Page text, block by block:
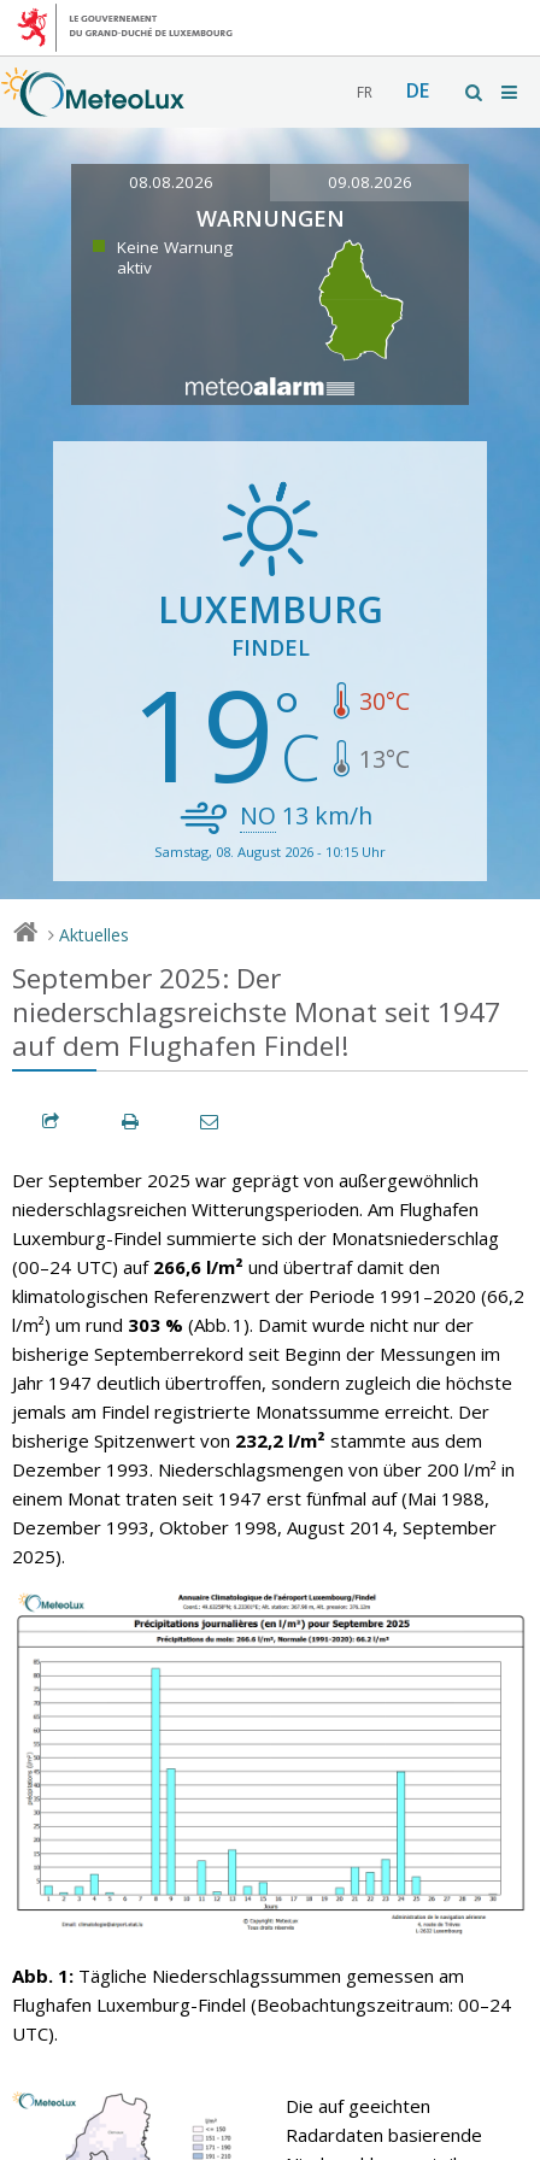
FR DE
08.08.2026 09.08.2026
WARNUNGEN
Keine Warnung
aktiv
LUXEMBURG
FINDEL
19 30°C
13°C
NO 13 km/h
Samstag, 08. August 2026 - 10:15 Uhr
> Aktuelles
September 2025: Der
niederschlagsreichste Monat seit 1947
auf dem Flughafen Findel!
Der September 2025 war geprägt von außergewöhnlich
niederschlagsreichen Witterungsperioden. Am Flughafen
Luxemburg-Findel summierte sich der Monatsniederschlag
(00–24 UTC) auf 266,6 l/m² und übertraf damit den
klimatologischen Referenzwert der Periode 1991–2020 (66,2
l/m²) um rund 303 % (Abb. 1). Damit wurde nicht nur der
bisherige Septemberrekord seit Beginn der Messungen im
Jahr 1947 deutlich übertroffen, sondern zugleich die höchste
jemals am Findel registrierte Monatssumme erreicht. Der
bisherige Spitzenwert von 232,2 l/m² stammte aus dem
Dezember 1993. Niederschlagsmengen von über 200 l/m² in
einem Monat traten seit 1947 erst fünfmal auf (Mai 1988,
Dezember 1993, Oktober 1998, August 2014, September
2025).
Abb. 1: Tägliche Niederschlagssummen gemessen am
Flughafen Luxemburg-Findel (Beobachtungszeitraum: 00–24
UTC).
Die auf geeichten
Radardaten basierende